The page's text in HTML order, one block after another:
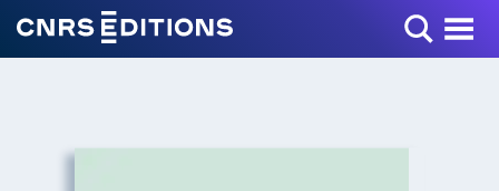
Toggle Menu